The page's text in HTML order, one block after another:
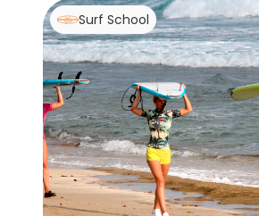
Surf School